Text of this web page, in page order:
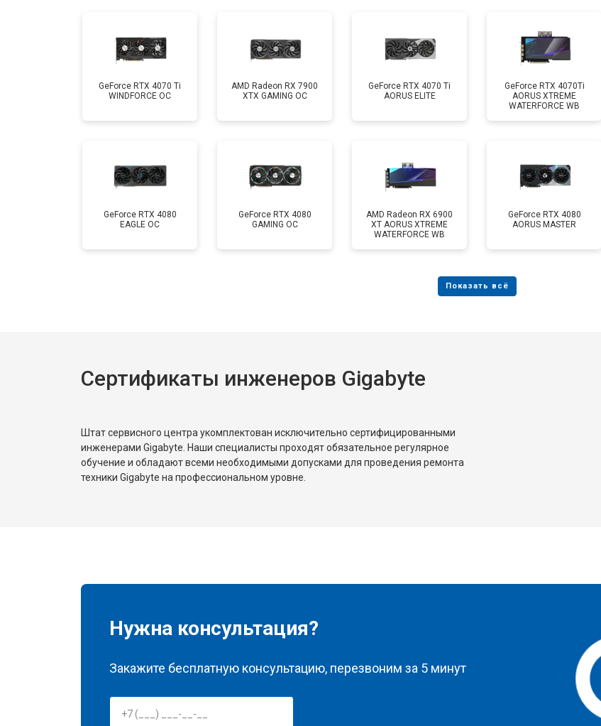
GeForce RTX 4070 Ti
WINDFORCE OC
AMD Radeon RX 7900
XTX GAMING OC
GeForce RTX 4070 Ti
AORUS ELITE
GeForce RTX 4070Ti
AORUS XTREME
WATERFORCE WB
GeForce RTX 4080
EAGLE OC
GeForce RTX 4080
GAMING OC
AMD Radeon RX 6900
XT AORUS XTREME
WATERFORCE WB
GeForce RTX 4080
AORUS MASTER
Сертификаты инженеров Gigabyte
Штат сервисного центра укомплектован исключительно сертифицированными
инженерами Gigabyte. Наши специалисты проходят обязательное регулярное
обучение и обладают всеми необходимыми допусками для проведения ремонта
техники Gigabyte на профессиональном уровне.
Нужна консультация?
Закажите бесплатную консультацию, перезвоним за 5 минут